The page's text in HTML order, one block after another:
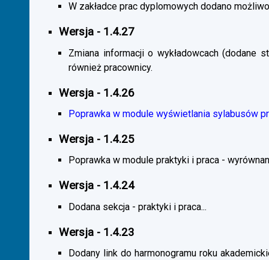
W zakładce prac dyplomowych dodano
Wersja - 1.4.27
Zmiana informacji o wykładowcach (dodane
również pracownicy.
Wersja - 1.4.26
Poprawka w module wyświetlania sylabusów
Wersja - 1.4.25
Poprawka w module praktyki i praca -
Wersja - 1.4.24
Dodana sekcja - praktyki i praca...
Wersja - 1.4.23
Dodany link do harmonogramu roku